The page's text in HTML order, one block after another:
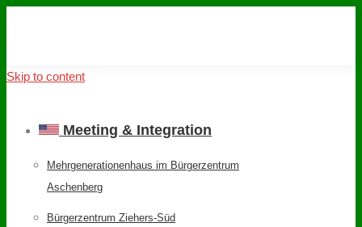
Skip to content
Meeting & Integration
Mehrgenerationenhaus im Bürgerzentrum
Aschenberg
Bürgerzentrum Ziehers-Süd